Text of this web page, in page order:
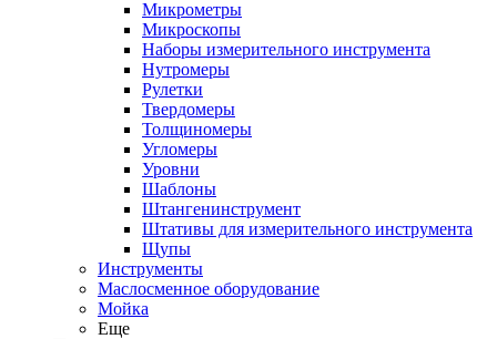
Микрометры
Микроскопы
Наборы измерительного инструмента
Нутромеры
Рулетки
Твердомеры
Толщиномеры
Угломеры
Уровни
Шаблоны
Штангенинструмент
Штативы для измерительного инструмента
Щупы
Инструменты
Маслосменное оборудование
Мойка
Еще